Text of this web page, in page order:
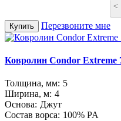
<
Купить Перезвоните мне
Ковролин Condor Extreme
Толщина, мм: 5
Ширина, м: 4
Основа: Джут
Состав ворса: 100% PA